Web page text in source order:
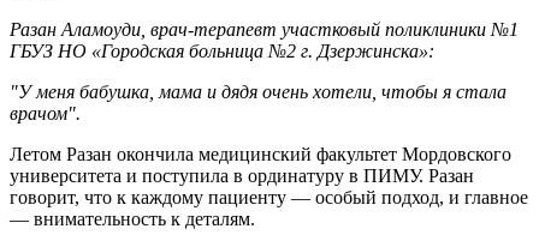
Разан Аламоуди, врач-терапевт участковый поликлиники №1
ГБУЗ НО «Городская больница №2 г. Дзержинска»:
"У меня бабушка, мама и дядя очень хотели, чтобы я стала
врачом".
Летом Разан окончила медицинский факультет Мордовского
университета и поступила в ординатуру в ПИМУ. Разан
говорит, что к каждому пациенту — особый подход, и главное
— внимательность к деталям.